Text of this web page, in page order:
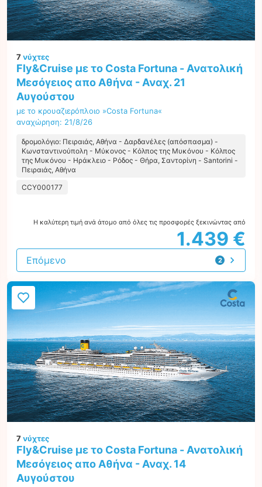
7νύχτες
Fly&Cruise με το Costa Fortuna - Ανατολική
Μεσόγειος απο Αθήνα - Αναχ. 21
Αυγούστου
με το κρουαζιερόπλοιο »Costa Fortuna«
αναχώρηση: 21/8/26
δρομολόγιο: Πειραιάς, Αθήνα - Δαρδανέλες (απόσπασμα) -
Κωνσταντινούπολη - Μύκονος - Κόλπος της Μυκόνου - Κόλπος
της Μυκόνου - Ηράκλειο - Ρόδος - Θήρα, Σαντορίνη - Santorini -
Πειραιάς, Αθήνα
CCY000177
Η καλύτερη τιμή ανά άτομο από όλες τις προσφορές ξεκινώντας από
1.439 €
2
προτάσεις
Επόμενο
7νύχτες
Fly&Cruise με το Costa Fortuna - Ανατολική
Μεσόγειος απο Αθήνα - Αναχ. 14
Αυγούστου